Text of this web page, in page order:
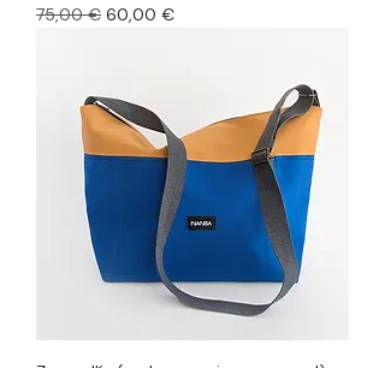
Precio
75,00 € Precio de oferta
60,00 €